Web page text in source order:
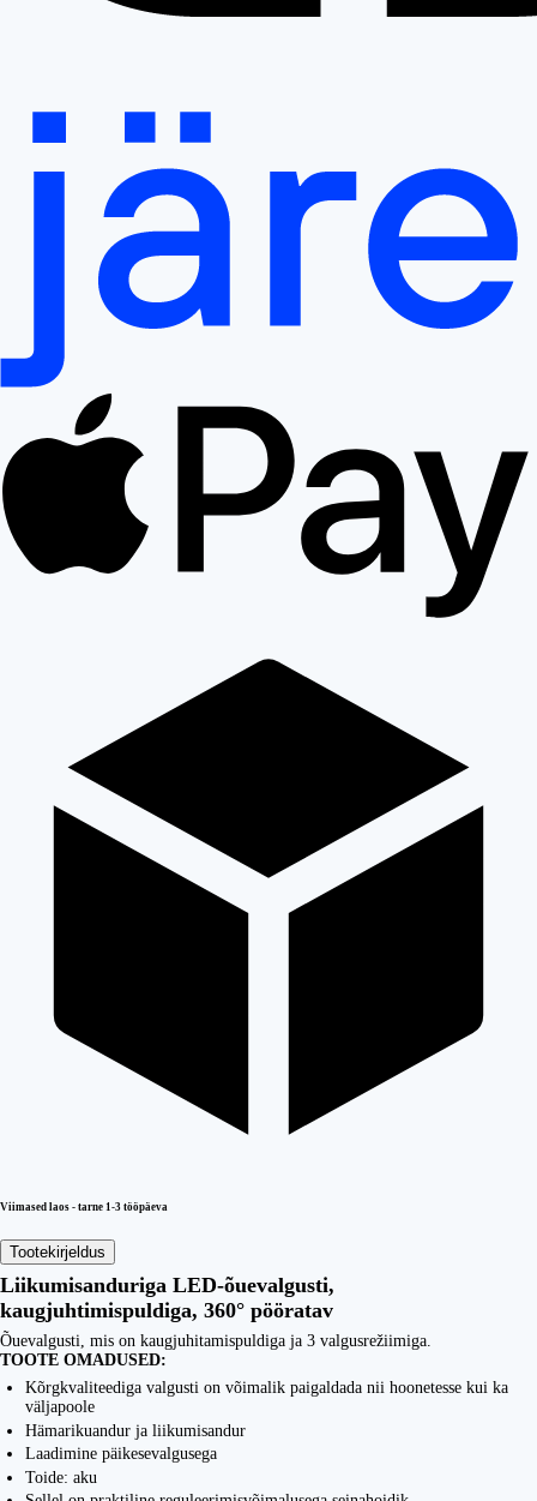
Viimased laos - tarne 1-3 tööpäeva
Tootekirjeldus
Liikumisanduriga LED-õuevalgusti,
kaugjuhtimispuldiga, 360° pööratav
Õuevalgusti, mis on kaugjuhitamispuldiga ja 3 valgusrežiimiga.
TOOTE OMADUSED:
Kõrgkvaliteediga valgusti on võimalik paigaldada nii hoonetesse kui ka
väljapoole
Hämarikuandur ja liikumisandur
Laadimine päikesevalgusega
Toide: aku